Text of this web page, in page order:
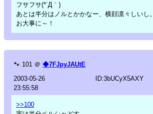
フサフサ(*´Д｀)
あとは半分はノルとかかなー、横顔凛々しいし。
お大事に～！
🐾 101 ＠ ◆7FJpyJAUtE
2003-05-26
23:55:58
ID:3bUCyX5AXY
>>100